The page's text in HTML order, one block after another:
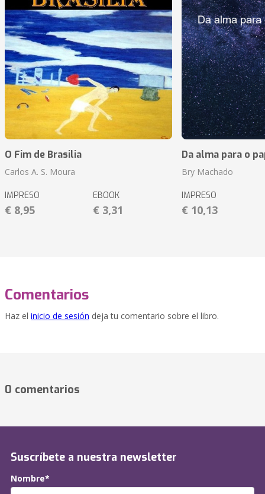
O Fim de Brasilia
Carlos A. S. Moura
IMPRESO
€ 8,95
EBOOK
€ 3,31
Da alma para o
Bry Machado
IMPRESO
€ 10,13
Comentarios
Haz el inicio de sesión deja tu comentario sobre el libro.
0 comentarios
Suscríbete a nuestra newsletter
Nombre*